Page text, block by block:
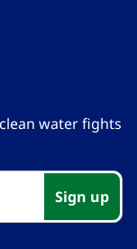
water fights
Sign up​​​​‌ ‍ ​‍​‍‌‍ ‌ ​‍‌‍‍‌‌‍‌ ‌‍‍‌‌‍ ‍​‍​‍​ ‍‍​‍​‍‌ ​ ‌‍​‌‌‍ ‍‌‍‍‌‌ ‌​‌ ‍‌​‍ ‍‌‍‍‌‌‍ ​‍​‍​‍ ​​‍​‍‌‍‍​‌ ​‍‌‍‌‌‌‍‌‍​‍​‍​ ‍‍​‍​‍‌‍‍​‌ ‌​‌ ‌​‌ ​​‌ ​ ​ ‍‍​‍ ​‍ ‌‍​ ‌‍ ‌‌ ​ ​‍ ‍‌‍ ‌‌‍​‌‌‍‍‌‌‍ ‍​‍ ‍​ ​‍​ ​​​ ​‍​ ‌​‌ ​‍‌‍‌‌‌‍‌​‌‍‌‌‌ ​ ‌‍‍‌‌‍‌ ‌‍ ‍​‍ ‍‌ ​‍‌‍‍‌‌ ‌‍‌‍‌‌‌ ​‍‌‍‍ ‌‍‌‌‌‍‌‌‌ ​​‌‍‌‌‌ ​‍​‍ ‍‌‍ ‌ ​‍‌‍‌ ​‍ ‌‍‍‌‌‍ ‍‌ ‌​‌‍‌‌‌‍ ‍‌ ‌​​‍ ‌‍‌‌‌‍‌​‌‍‍‌‌ ‌​​‍ ‌‍ ‌‌‍ ‌‍‌​‌‍‌‌​ ‌‌ ​​‌ ​‍‌‍‌‌‌ ​ ‌‍‌‌‌‍ ‍‌ ‌​‌‍​‌‌ ‌​‌‍‍‌‌‍ ‌‍ ‍​ ‍ ‌‍‍‌‌‍‌​​ ‌‌‍‌‍‌‍ ‌‍ ‌ ‌​‌‍‌‌‌ ​‍​ ‍ ‌ ‌​‌ ‍‌‌ ​​‌‍‌‌​ ‌‌‍‌‍‌‍ ‌‍ ‌ ‌​‌‍‌‌‌ ​‍​ ‍ ‌ ​​‌‍​‌‌ ‌​‌‍‍​​ ‌‌‍ ‍‌‍‌‌‌ ‌ ‌ ​ ‌‍ ​‌‍‌‌‌ ‌​‌ ‌​‌‍‌‌‌ ​‍​‍ ‍‌‍​‍‌ ‌‌‌ ‌​‌ ‌​‌‍ ‌‍ ‍‌​ ​‌‍​‌‌‍​‍‌‍‌‌‌‍ ​​ ‌‍​‍‌‍​‌‌ ​ ‌‍‌‌‌‌‌‌‌ ​‍‌‍ ​​ ‌‌‍‍​‌ ‌​‌ ‌​‌ ​​‌ ​ ​‍‌‌​ ​ ‌​​‌​‍‌‌​ ​‍‌​‌‍​‍‌‌​ ​‍‌​‌‍‌‍​ ‌‍ ‌‌ ​ ​‍ ‍‌‍ ‌‌‍​‌‌‍‍‌‌‍ ‍​‍ ‍​ ​‍​ ​​​ ​‍​ ‌​‌ ​‍‌‍‌‌‌‍‌​‌‍‌‌‌ ​ ‌‍‍‌‌‍‌ ‌‍ ‍​‍ ‍‌ ​‍‌‍‍‌‌ ‌‍‌‍‌‌‌ ​‍‌‍‍ ‌‍‌‌‌‍‌‌‌ ​​‌‍‌‌‌ ​‍​‍ ‍‌‍ ‌ ​‍‌‍‌ ​‍‌‍‌‍‍‌‌‍‌​​ ‌‌‍‌‍‌‍ ‌‍ ‌ ‌​‌‍‌‌‌ ​‍​‍‌‍‌ ‌​‌ ‍‌‌ ​​‌‍‌‌​ ‌‌‍‌‍‌‍ ‌‍ ‌ ‌​‌‍‌‌‌ ​‍​‍‌‍‌ ​​‌‍​‌‌ ‌​‌‍‍​​ ‌‌‍ ‍‌‍‌‌‌ ‌ ‌ ​ ‌‍ ​‌‍‌‌‌ ‌​‌ ‌​‌‍‌‌‌ ​‍​‍ ‍‌‍​‍‌ ‌‌‌ ‌​‌ ‌​‌‍ ‌‍ ‍‌​ ​‌‍​‌‌‍​‍‌‍‌‌‌‍ ​​‍‌‍‌ ​​‌‍‌‌‌ ​‍‌ ​ ‌ ​​‌‍‌‌‌‍​ ‌ ‌​‌‍‍‌‌ ‌‍‌‍‌‌​ ‌‌ ​​‌ ‌‌‌‍​‍‌‍ ​‌‍‍‌‌ ​ ‌‍‍​‌‍‌‌‌‍‌​​‍​‍‌ ‌